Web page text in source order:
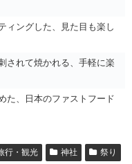
ィングした、見た目も楽し
されて焼かれる、手軽に楽
た、日本のファストフード
行・観光 神社
祭り